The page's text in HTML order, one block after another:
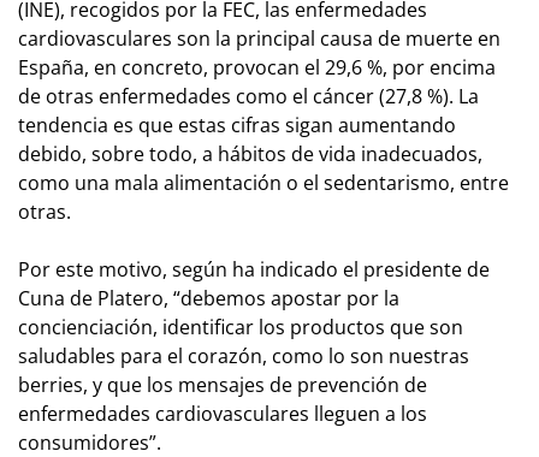
(INE), recogidos por la FEC, las enfermedades
cardiovasculares son la principal causa de muerte en
España, en concreto, provocan el 29,6 %, por encima
de otras enfermedades como el cáncer (27,8 %). La
tendencia es que estas cifras sigan aumentando
debido, sobre todo, a hábitos de vida inadecuados,
como una mala alimentación o el sedentarismo, entre
otras.
Por este motivo, según ha indicado el presidente de
Cuna de Platero, “debemos apostar por la
concienciación, identificar los productos que son
saludables para el corazón, como lo son nuestras
berries, y que los mensajes de prevención de
enfermedades cardiovasculares lleguen a los
consumidores”.